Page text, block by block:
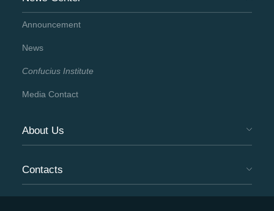
遍布在全球孔院网络中，点亮中外文化交流的前
般武艺如何练就，且听他们说！
Announcement
News
Confucius Institute
Media Contact
About Us
Contacts